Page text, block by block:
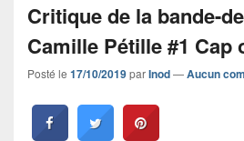
Critique de la bande-
Camille Pétille #1 Cap
Posté le 17/10/2019parInod—Aucun